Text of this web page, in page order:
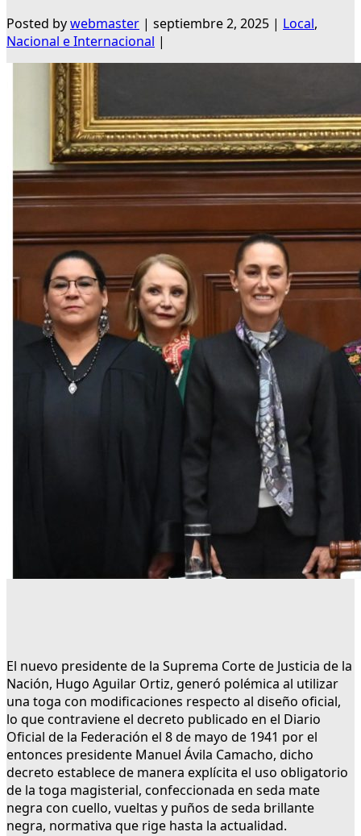
Posted bywebmaster | septiembre 2, 2025 | Local,
Nacional e Internacional |
El nuevo presidente de la Suprema Corte de Justicia de la
Nación, Hugo Aguilar Ortiz, generó polémica al utilizar
una toga con modificaciones respecto al diseño oficial,
lo que contraviene el decreto publicado en el Diario
Oficial de la Federación el 8 de mayo de 1941 por el
entonces presidente Manuel Ávila Camacho, dicho
decreto establece de manera explícita el uso obligatorio
de la toga magisterial, confeccionada en seda mate
negra con cuello, vueltas y puños de seda brillante
negra, normativa que rige hasta la actualidad.